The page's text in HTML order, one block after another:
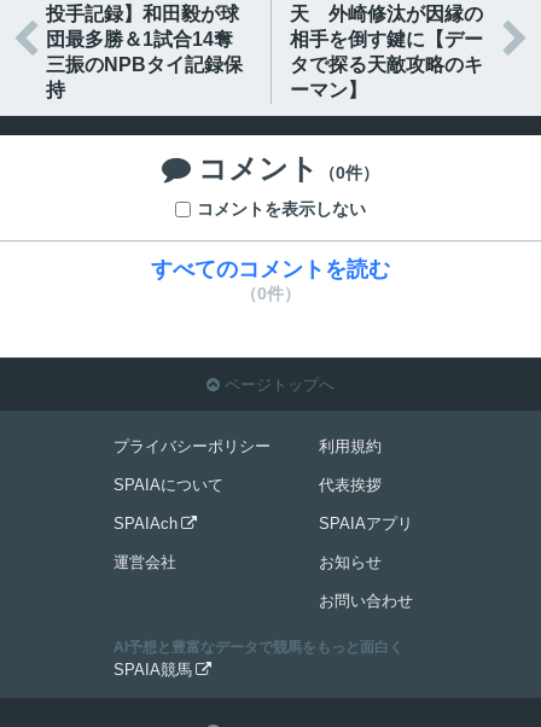

投手記録】和田毅が球
団最多勝＆1試合14奪
三振のNPBタイ記録保
持
天 外崎修汰が因縁の
相手を倒す鍵に【デー
タで探る天敵攻略のキ
ーマン】

 コメント
（0件）
コメントを表示しない
すべてのコメントを読む
（0件）
 ページトップへ
プライバシーポリシー
SPAIAについて
SPAIAch 
運営会社
利用規約
代表挨拶
SPAIAアプリ
お知らせ
お問い合わせ
AI予想と豊富なデータで競馬をもっと面白く
SPAIA競馬 